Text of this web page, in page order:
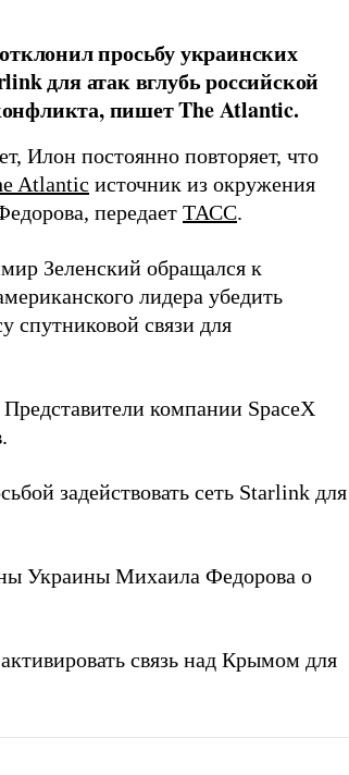
просьбу украинских
для атак вглубь российской
пишет The Atlantic.
Илон постоянно повторяет, что
Atlantic источник из окружения
передает ТАСС.
Зеленский обращался к
лидера убедить
спутниковой связи для
компании SpaceX
задействовать сеть Starlink для
Украины Михаила Федорова о
активировать связь над Крымом для